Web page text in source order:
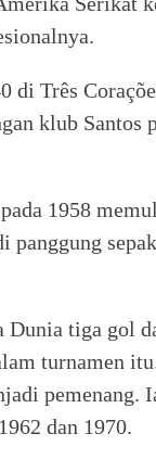
di Três
klub Santos
1958
panggung
Dunia tiga gol
turnamen
pemenang.
dan 1970.